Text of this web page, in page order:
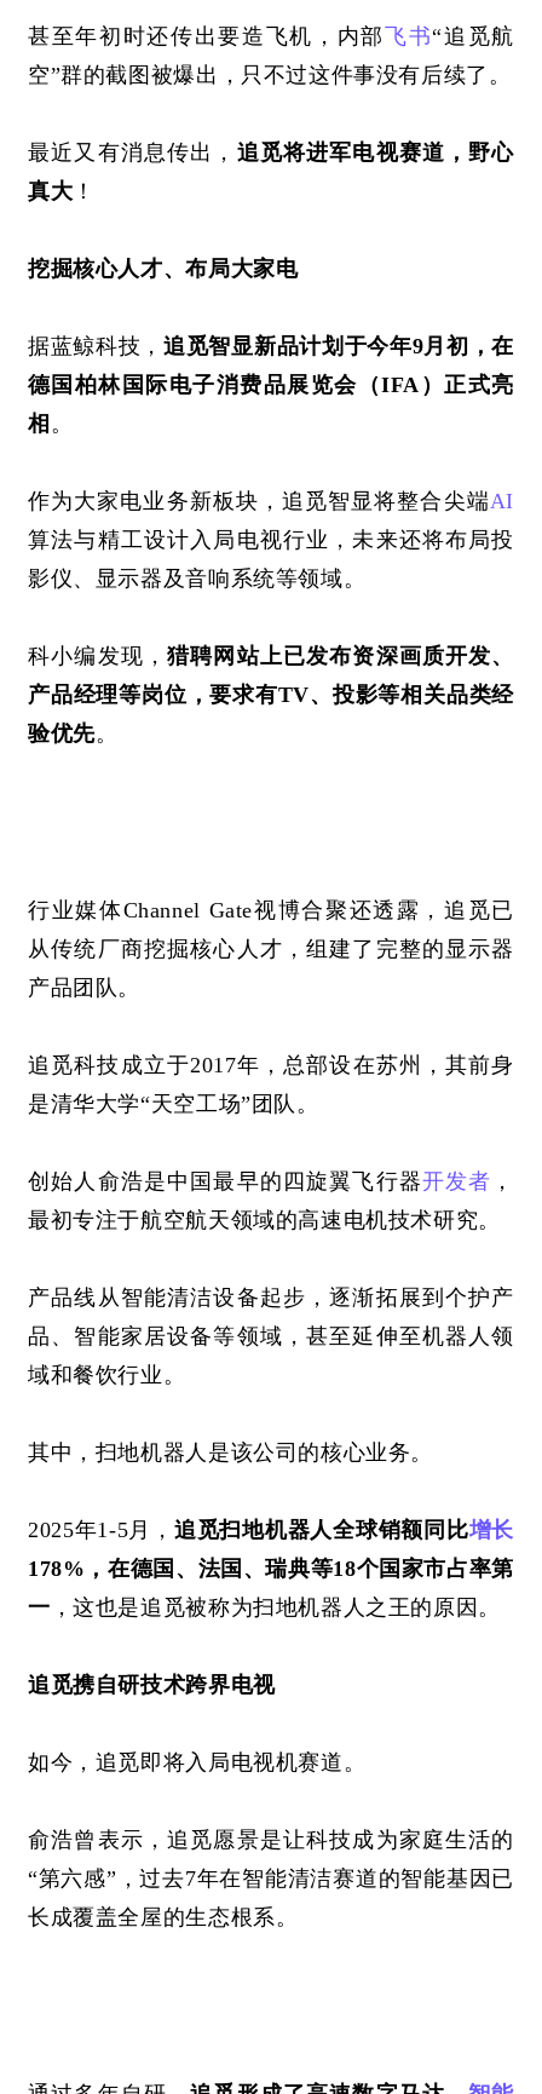
甚至年初时还传出要造飞机， 内部 飞书“追觅航
空”群的截图 被爆出，只不过这件事没有后续了。
最近又有消息传出， 追觅将进军电视赛道，野心
真大 ！
挖掘核心人才、布局大家电
据蓝鲸科技，追觅智显新品计划于今年9月初，在
德国柏林国际电子消费品展览会（IFA）正式亮
相 。
作为大家电业务新板块，追觅智显将整合尖端AI
算法与精工设计入局电视行业，未来还将布局投
影仪、显示器及音响系统等领域。
科小编发现，猎聘网站上已发布资深画质开发、
产品经理等岗位，要求有TV、投影等相关品类经
验优先。
行业媒体Channel Gate视博合聚还透露，追觅已
从传统厂商挖掘核心人才，组建了完整的显示器
产品团队。
追觅科技成立于2017年，总部设在苏州，其前身
是清华大学“天空工场”团队。
创始人俞浩是中国最早的四旋翼飞行器开发者 ，
最初专注于航空航天领域的高速电机技术研究。
产品线从智能清洁设备起步，逐渐拓展到个护产
品、智能家居设备等领域，甚至延伸至机器人领
域和餐饮行业。
其中，扫地机器人是该公司的核心业务。
2025年1-5月， 追觅扫地机器人全球销额同比增长
178%，在德国、法国、瑞典等18个国家市占率第
一 ，这也是追觅被称为扫地机器人之王的原因。
追觅携自研技术跨界电视
如今，追觅即将入局电视机赛道。
俞浩曾表示，追觅愿景是让科技成为家庭生活的
“第六感”，过去7年在智能清洁赛道的智能基因已
长成覆盖全屋的生态根系。